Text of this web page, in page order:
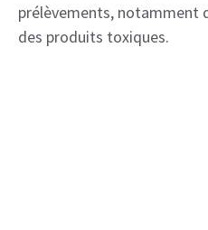
prélèvements, notamment
des produits toxiques.